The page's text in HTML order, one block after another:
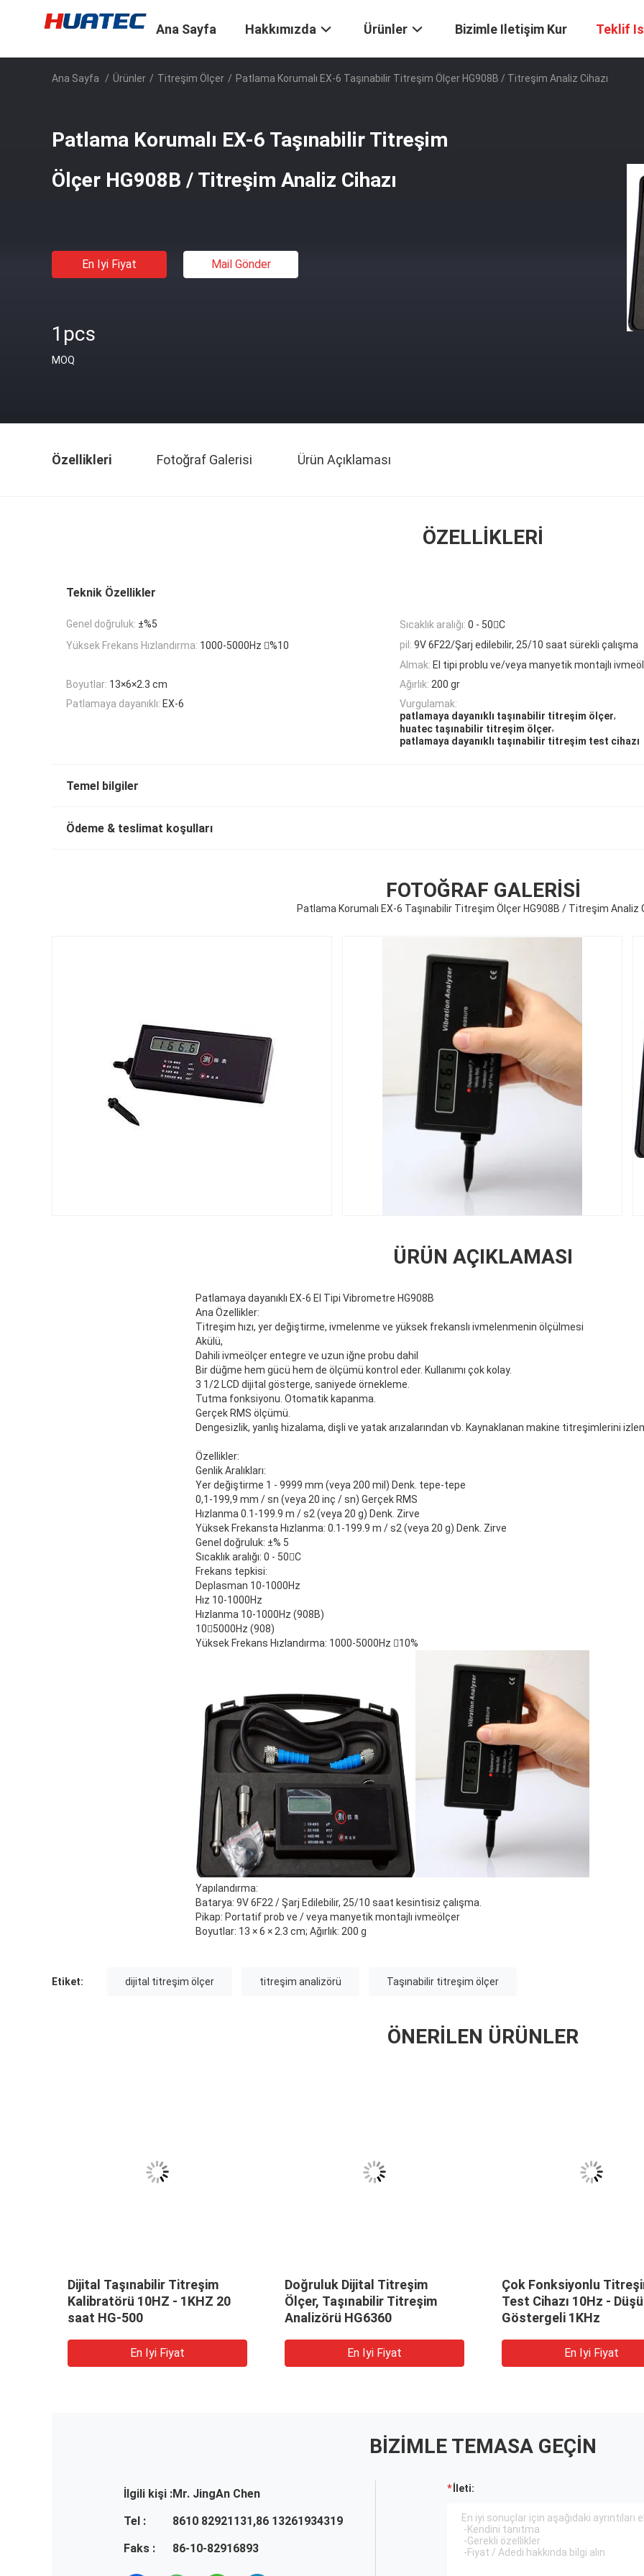
Ana Sayfa Hakkımızda Ürünler Bizimle Iletişim Kur Teklif
Ana Sayfa / Ürünler / Titreşim Ölçer / Patlama Korumalı EX-6 Taşınabilir Titreşim Ölçer HG908B / Titreşim Analiz Cihazı
Patlama Korumalı EX-6 Taşınabilir Titreşim
Ölçer HG908B / Titreşim Analiz Cihazı
En Iyi Fiyat Mail Gönder
1pcs
MOQ
Özellikleri Fotoğraf Galerisi Ürün Açıklaması
ÖZELLIKLERI
Teknik Özellikler
Genel doğruluk: ±%5 Sıcaklık aralığı: 0 - 50C
Yüksek Frekans Hızlandırma: 1000-5000Hz %10 pil: 9V 6F22/Şarj edilebilir, 25/10 saat sürekli çalışma
Almak: El tipi problu ve/veya manyetik montajlı
Boyutlar: 13×6×2.3 cm Ağırlık: 200 gr
Patlamaya dayanıklı: EX-6
Vurgulamak:
patlamaya dayanıklı taşınabilir titreşim ölçer,
huatec taşınabilir titreşim ölçer,
patlamaya dayanıklı taşınabilir titreşim test cihazı
Temel bilgiler
Ödeme & teslimat koşulları
FOTOĞRAF GALERISI
Patlama Korumalı EX-6 Taşınabilir Titreşim Ölçer HG908B / Titreşim Analiz
ÜRÜN AÇIKLAMASI
Patlamaya dayanıklı EX-6 El Tipi Vibrometre HG908B
Ana Özellikler:
Titreşim hızı, yer değiştirme, ivmelenme ve yüksek frekanslı ivmelenmenin ölçülmesi
Akülü,
Dahili ivmeölçer entegre ve uzun iğne probu dahil
Bir düğme hem gücü hem de ölçümü kontrol eder. Kullanımı çok kolay.
3 1/2 LCD dijital gösterge, saniyede örnekleme.
Tutma fonksiyonu. Otomatik kapanma.
Gerçek RMS ölçümü.
Dengesizlik, yanlış hizalama, dişli ve yatak arızalarından vb. Kaynaklanan makine titreşimlerini
Özellikler:
Genlik Aralıkları:
Yer değiştirme 1 - 9999 mm (veya 200 mil) Denk. tepe-tepe
0,1-199,9 mm / sn (veya 20 inç / sn) Gerçek RMS
Hızlanma 0.1-199.9 m / s2 (veya 20 g) Denk. Zirve
Yüksek Frekansta Hızlanma: 0.1-199.9 m / s2 (veya 20 g) Denk. Zirve
Genel doğruluk: ±% 5
Sıcaklık aralığı: 0 - 50C
Frekans tepkisi:
Deplasman 10-1000Hz
Hız 10-1000Hz
Hızlanma 10-1000Hz (908B)
105000Hz (908)
Yüksek Frekans Hızlandırma: 1000-5000Hz 10%
Yapılandırma:
Batarya: 9V 6F22 / Şarj Edilebilir, 25/10 saat kesintisiz çalışma.
Pikap: Portatif prob ve / veya manyetik montajlı ivmeölçer
Boyutlar: 13 × 6 × 2.3 cm; Ağırlık: 200 g
Etiket: dijital titreşim ölçer titreşim analizörü Taşınabilir titreşim ölçer
ÖNERILEN ÜRÜNLER
Dijital Taşınabilir Titreşim
Kalibratörü 10HZ - 1KHZ 20
saat HG-500
En Iyi Fiyat
Doğruluk Dijital Titreşim
Ölçer, Taşınabilir Titreşim
Analizörü HG6360
En Iyi Fiyat
Çok Fonksiyonlu
Test Cihazı 10Hz -
Göstergeli 1KHz
En Iyi Fiyat
BIZIMLE TEMASA GEÇIN
İlgili kişi :Mr. JingAn Chen
Tel :
8610 82921131,86 13261934319
Faks :
86-10-82916893
İleti: